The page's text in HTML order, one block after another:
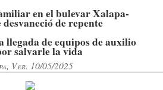
en el bulevar Xalapa-
de repente
llegada de equipos de auxilio
salvarle la vida
Ver. 10/05/2025